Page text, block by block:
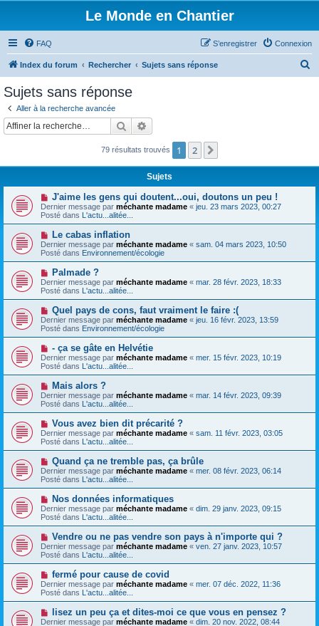
Le Monde en Chantier
FAQ Connexion
S’enregistrer
Index du forum Rechercher Sujets sans réponse
c
Sujets sans réponse
Aller à la recherche avancée
Rechercher
79 résultats trouvés 1 2
Sujets
N
o
u
v
e
a
u
m
e
s
a
g
e
J'aime les gens qui doutent...oui, doutons un peu !
Dernier message par méchante madame « jeu. 23 mars 2023, 00:27
Posté dans L'actu...alitée...
N
o
u
v
e
a
u
m
e
s
s
a
g
Le cabas inflation
Dernier message par méchante madame « sam. 04 mars 2023, 10:50
Posté dans Environnement/écologie
N
o
u
v
a
u
m
e
s
s
a
g
e
Palmade ?
Dernier message par méchante madame « mar. 28 févr. 2023, 18:33
Posté dans L'actu...alitée...
N
o
u
v
a
u
m
e
s
a
g
e
Quel pays de cons, faut vraiment le faire :(
Dernier message par méchante madame « jeu. 16 févr. 2023, 13:59
Posté dans Environnement/écologie
o
u
v
e
a
u
m
e
s
s
a
g
e
- ça se gâte en Helvétie
Dernier message par méchante madame « mer. 15 févr. 2023, 10:19
Posté dans L'actu...alitée...
N
o
u
v
e
u
m
e
s
s
a
g
e
Mais alors ?
Dernier message par méchante madame « mar. 14 févr. 2023, 09:39
Posté dans L'actu...alitée...
N
o
u
v
a
u
m
e
s
a
g
e
Vous avez bien dit précarité ?
Dernier message par méchante madame « sam. 11 févr. 2023, 03:05
Posté dans L'actu...alitée...
N
o
u
v
e
a
u
m
e
s
s
a
g
e
Quand ça ne tremble pas, ça brûle
Dernier message par méchante madame « mer. 08 févr. 2023, 06:14
Posté dans L'actu...alitée...
N
o
u
v
e
u
m
e
s
s
a
g
e
Nos données informatiques
Dernier message par méchante madame « dim. 29 janv. 2023, 09:15
Posté dans L'actu...alitée...
N
o
u
v
e
a
u
m
e
s
Vendre ou ne pas vendre son pays à n'importe qui ?
Dernier message par méchante madame « ven. 27 janv. 2023, 10:57
Posté dans L'actu...alitée...
N
o
u
v
e
a
u
fermé pour cause de covid
Dernier message par méchante madame « mer. 07 déc. 2022, 11:36
Posté dans L'actu...alitée...
N
o
lisez un peu ça et dites-moi ce que vous en pensez ?
Dernier message par méchante madame « dim. 20 nov. 2022, 08:44